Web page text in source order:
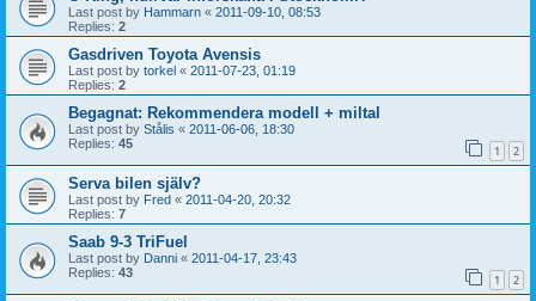
Last post by Hammarn « 2011-09-10, 08:53
Replies: 2
Gasdriven Toyota Avensis
Last post by torkel « 2011-07-23, 01:19
Replies: 2
Begagnat: Rekommendera modell + miltal
Last post by Stålis « 2011-06-06, 18:30
Replies: 45 1 2
Serva bilen själv?
Last post by Fred « 2011-04-20, 20:32
Replies: 7
Saab 9-3 TriFuel
Last post by Danni « 2011-04-17, 23:43
Replies: 43 1 2